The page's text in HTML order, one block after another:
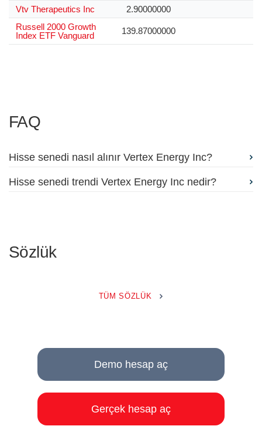
Vtv Therapeutics Inc
2.90000000
Russell 2000 Growth
Index ETF Vanguard
139.87000000
FAQ
Hisse senedi nasıl alınır Vertex Energy Inc?
Hisse senedi trendi Vertex Energy Inc nedir?
Sözlük
TÜM SÖZLÜK
Demo hesap aç
Gerçek hesap aç